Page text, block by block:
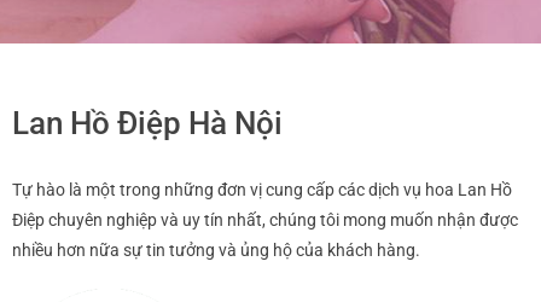
Lan Hồ Điệp Hà Nội
Tự hào là một trong những đơn vị cung cấp các dịch vụ hoa Lan Hồ
Điệp chuyên nghiệp và uy tín nhất, chúng tôi mong muốn nhận được
nhiều hơn nữa sự tin tưởng và ủng hộ của khách hàng.